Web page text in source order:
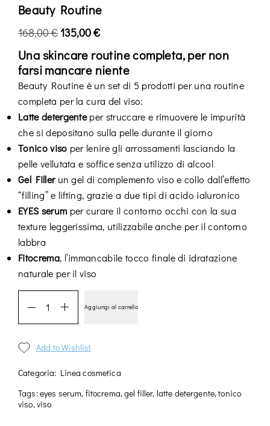
Beauty Routine
168,00€135,00€
Una skincare routine completa, per non
farsi mancare niente
Beauty Routine è un set di 5 prodotti per una routine
completa per la cura del viso:
Latte detergenteper struccare e rimuovere le impurità
che si depositano sulla pelle durante il giorno
Tonico viso per lenire gli arrossamenti lasciando la
pelle vellutata e soffice senza utilizzo di alcool
Gel Fillerun gel di complemento viso e collo dall’effetto
“filling” e lifting, grazie a due tipi di acido ialuronico
EYES serum per curare il contorno occhi con la sua
texture leggerissima, utilizzabile anche per il contorno
labbra
Fitocrema, l’immancabile tocco finale di idratazione
naturale per il viso
Aggiungi al carrello
Add to Wishlist
Categoria: Linea cosmetica
Tags:eyes serum, fitocrema,gel filler, latte detergente,tonico
viso,viso